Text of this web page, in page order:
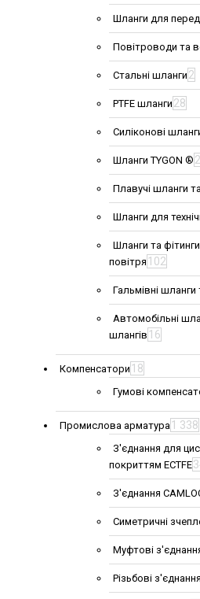
Шланги для
Повітроводи та
Стальні шланги 2
PTFE шланги 28
Силіконові
Шланги TYGON ®
Плавучі шланги
Шланги для
Шланги та
повітря 102
Гальмівні шланги
Автомобільні
шлангів 16
Компенсатори 18
Гумові
Промислова арматура 1 338
З'єднання для
покриттям ECTFE
З'єднання
Симетричні
Муфтові
Різьбові